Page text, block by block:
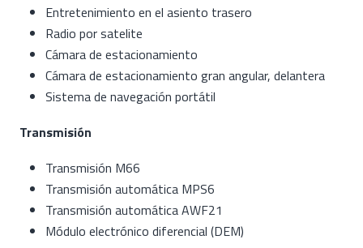
Entretenimiento en el asiento trasero
Radio por satelite
Cámara de estacionamiento
Cámara de estacionamiento gran angular, delantera
Sistema de navegación portátil
Transmisión
Transmisión M66
Transmisión automática MPS6
Transmisión automática AWF21
Módulo electrónico diferencial (DEM)